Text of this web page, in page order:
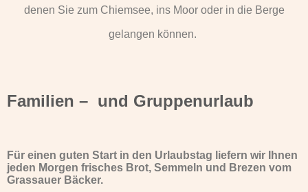
denen Sie zum Chiemsee, ins Moor oder in die Berge
gelangen können.
Familien – und Gruppenurlaub
Für einen guten Start in den Urlaubstag liefern wir Ihnen
jeden Morgen frisches Brot, Semmeln und Brezen vom
Grassauer Bäcker.